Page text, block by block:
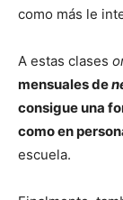
como más le
A estas clases
mensuales de
consigue una
como en
escuela.